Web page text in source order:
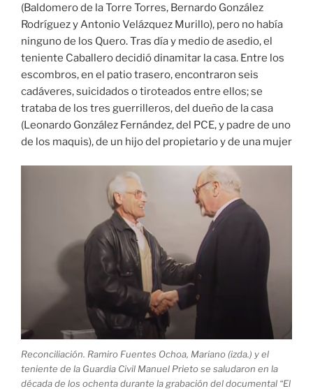
(Baldomero de la Torre Torres, Bernardo González
Rodríguez y Antonio Velázquez Murillo), pero no había
ninguno de los Quero. Tras día y medio de asedio, el
teniente Caballero decidió dinamitar la casa. Entre los
escombros, en el patio trasero, encontraron seis
cadáveres, suicidados o tiroteados entre ellos; se
trataba de los tres guerrilleros, del dueño de la casa
(Leonardo González Fernández, del PCE, y padre de uno
de los maquis), de un hijo del propietario y de una mujer
Reconciliación. Ramiro Fuentes Ochoa, Mariano (izda.) y el
teniente de la Guardia Civil Manuel Prieto se saludaron en la
década de los ochenta durante la grabación del documental “El